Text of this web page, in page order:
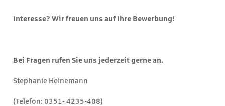
Interesse? Wir freuen uns auf Ihre Bewerbung!
Bei Fragen rufen Sie uns jederzeit gerne an.
Stephanie Heinemann
(Telefon: 0351- 4235-408)